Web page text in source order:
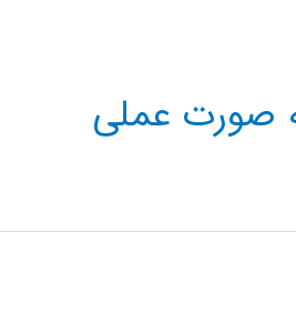
صورت عملی